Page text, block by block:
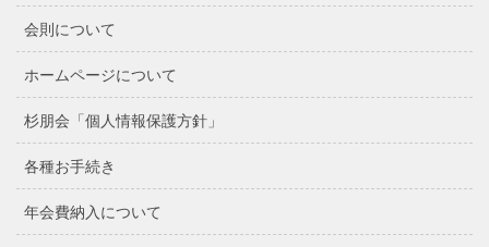
会則について
ホームページについて
杉朋会「個人情報保護方針」
各種お手続き
年会費納入について